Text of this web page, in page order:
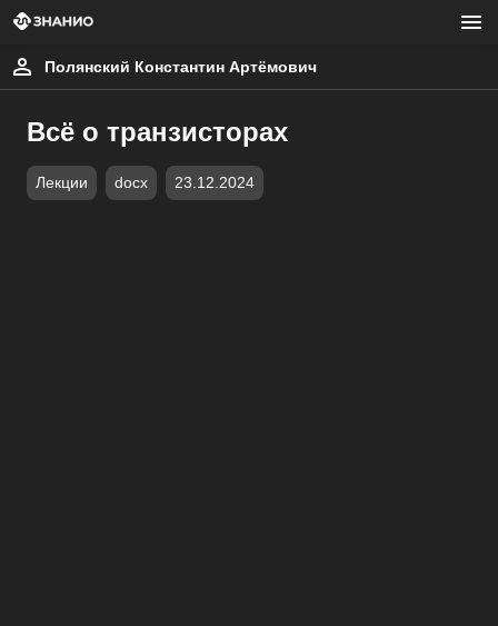
Полянский Константин Артёмович
Всё о транзисторах
Лекции docx 23.12.2024